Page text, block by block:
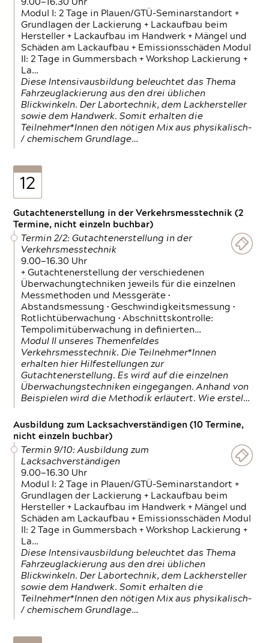
9.00—16.30 Uhr
Modul I: 2 Tage in Plauen/GTÜ-Seminarstandort +
Grundlagen der Lackierung + Lackaufbau beim
Hersteller + Lackaufbau im Handwerk + Mängel und
Schäden am Lackaufbau + Emissionsschäden Modul
II: 2 Tage in Gummersbach + Workshop Lackierung +
La…
Diese Intensivausbildung beleuchtet das Thema
Fahrzeuglackierung aus den drei üblichen
Blickwinkeln. Der Labortechnik, dem Lackhersteller
sowie dem Handwerk. Somit erhalten die
Teilnehmer*Innen den nötigen Mix aus physikalisch-
/ chemischem Grundlage…
12
Gutachtenerstellung in der Verkehrsmesstechnik (2
Termine, nicht einzeln buchbar)
Termin 2/2: Gutachtenerstellung in der
Verkehrsmesstechnik
9.00—16.30 Uhr
+ Gutachtenerstellung der verschiedenen
Überwachungtechniken jeweils für die einzelnen
Messmethoden und Messgeräte •
Abstandsmessung • Geschwindigkeitsmessung •
Rotlichtüberwachung • Abschnittskontrolle:
Tempolimitüberwachung in definierten…
Modul II unseres Themenfeldes
Verkehrsmesstechnik. Die Teilnehmer*Innen
erhalten hier Hilfestellungen zur
Gutachtenerstellung. Es wird auf die einzelnen
Überwachungstechniken eingegangen. Anhand von
Beispielen wird die Methodik erläutert. Wie erstel…
Ausbildung zum Lacksachverständigen (10 Termine,
nicht einzeln buchbar)
Termin 9/10: Ausbildung zum
Lacksachverständigen
9.00—16.30 Uhr
Modul I: 2 Tage in Plauen/GTÜ-Seminarstandort +
Grundlagen der Lackierung + Lackaufbau beim
Hersteller + Lackaufbau im Handwerk + Mängel und
Schäden am Lackaufbau + Emissionsschäden Modul
II: 2 Tage in Gummersbach + Workshop Lackierung +
La…
Diese Intensivausbildung beleuchtet das Thema
Fahrzeuglackierung aus den drei üblichen
Blickwinkeln. Der Labortechnik, dem Lackhersteller
sowie dem Handwerk. Somit erhalten die
Teilnehmer*Innen den nötigen Mix aus physikalisch-
/ chemischem Grundlage…